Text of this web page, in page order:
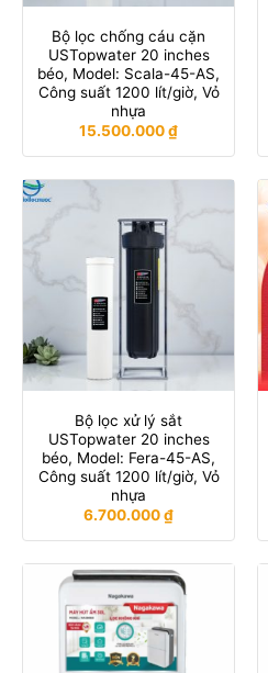
Bộ lọc chống cáu cặn
USTopwater 20 inches
béo, Model: Scala-45-AS,
Công suất 1200 lít/giờ, Vỏ
nhựa
15.500.000₫
Bộ lọc xử lý sắt
USTopwater 20 inches
béo, Model: Fera-45-AS,
Công suất 1200 lít/giờ, Vỏ
nhựa
6.700.000₫